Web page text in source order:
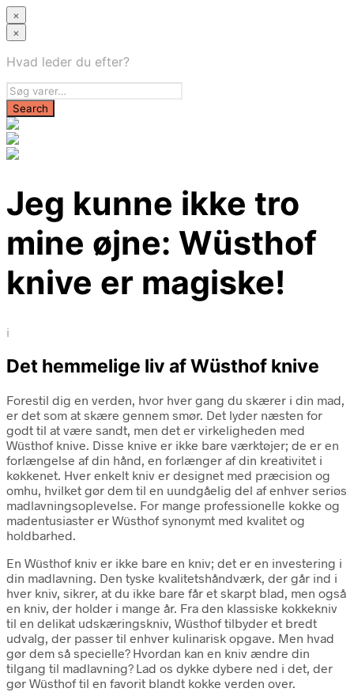
×
×
Hvad leder du efter?
Jeg kunne ikke tro
mine øjne: Wüsthof
knive er magiske!
i
Det hemmelige liv af Wüsthof knive
Forestil dig en verden, hvor hver gang du skærer i din mad,
er det som at skære gennem smør. Det lyder næsten for
godt til at være sandt, men det er virkeligheden med
Wüsthof knive. Disse knive er ikke bare værktøjer; de er en
forlængelse af din hånd, en forlænger af din kreativitet i
køkkenet. Hver enkelt kniv er designet med præcision og
omhu, hvilket gør dem til en uundgåelig del af enhver seriøs
madlavningsoplevelse. For mange professionelle kokke og
madentusiaster er Wüsthof synonymt med kvalitet og
holdbarhed.
En Wüsthof kniv er ikke bare en kniv; det er en investering i
din madlavning. Den tyske kvalitetshåndværk, der går ind i
hver kniv, sikrer, at du ikke bare får et skarpt blad, men også
en kniv, der holder i mange år. Fra den klassiske kokkekniv
til en delikat udskæringskniv, Wüsthof tilbyder et bredt
udvalg, der passer til enhver kulinarisk opgave. Men hvad
gør dem så specielle? Hvordan kan en kniv ændre din
tilgang til madlavning? Lad os dykke dybere ned i det, der
gør Wüsthof til en favorit blandt kokke verden over.